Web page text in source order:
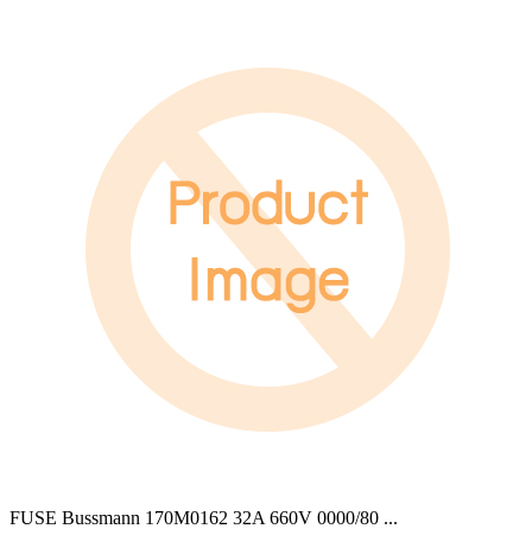
FUSE Bussmann 170M0162 32A 660V 0000/80 ...